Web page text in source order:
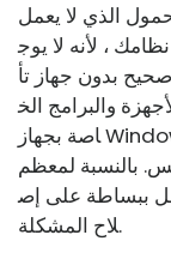
الذي لا يعمل
، لأنه لا يوج
بدون جهاز تأ
والبرامج الخ
اصة بجهاز Windows 10. ومع ذلك ، فإن المشكلة شائعة جدًا ،
بالنسبة لمعظم
ببساطة على إص
لاح المشكلة.